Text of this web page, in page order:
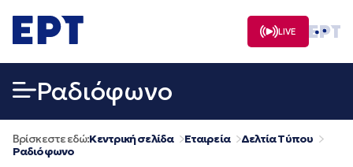
σε
περιεχόμενο
LIVE
Ραδιόφωνο
Βρίσκεστε εδώ:Κεντρική σελίδα Εταιρεία
Δελτία Τύπου
Ραδιόφωνο